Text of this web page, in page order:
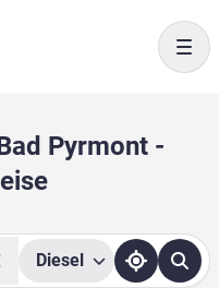
Pyrmont -
Diesel